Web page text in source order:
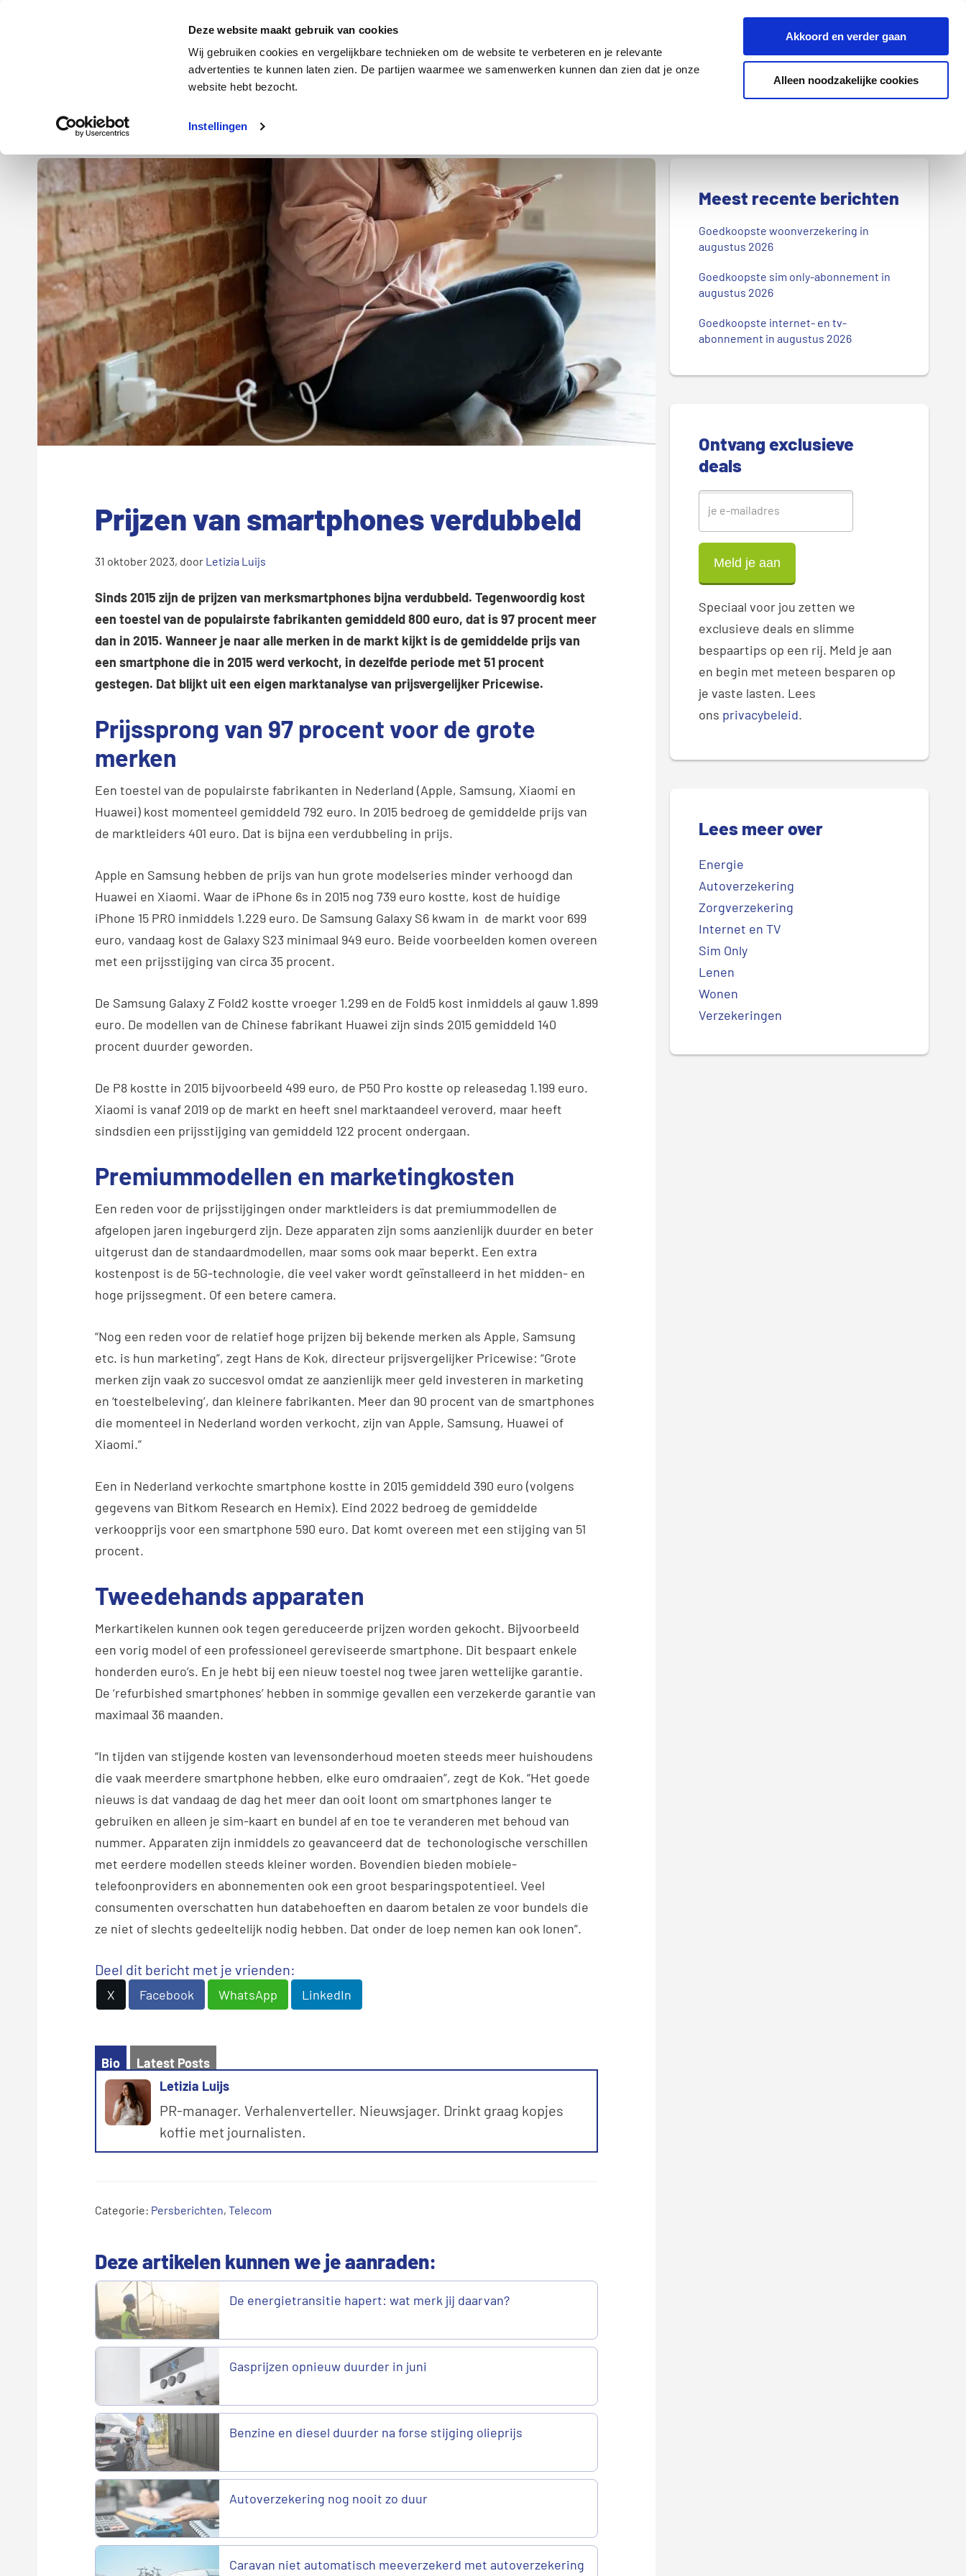
Deze website maakt gebruik van cookies
Wij gebruiken cookies en vergelijkbare technieken om de website te verbeteren en je relevante
advertenties te kunnen laten zien. De partijen waarmee we samenwerken kunnen dan zien dat je onze
website hebt bezocht.
Instellingen
Akkoord en verder gaan
Alleen noodzakelijke cookies
Energie Verzekeringen Internet en tv
Z
e
k
d
n
b
o
g
.
.
Energie Autoverzekering
Prijzen van smartphones verdubbeld
31 oktober 2023, door Letizia Luijs
Sinds 2015 zijn de prijzen van merksmartphones bijna verdubbeld. Tegenwoordig kost
een toestel van de populairste fabrikanten gemiddeld 800 euro, dat is 97 procent meer
dan in 2015. Wanneer je naar alle merken in de markt kijkt is de gemiddelde prijs van
een smartphone die in 2015 werd verkocht, in dezelfde periode met 51 procent
gestegen. Dat blijkt uit een eigen marktanalyse van prijsvergelijker Pricewise.
Prijssprong van 97 procent voor de grote
merken
Een toestel van de populairste fabrikanten in Nederland (Apple, Samsung, Xiaomi en
Huawei) kost momenteel gemiddeld 792 euro. In 2015 bedroeg de gemiddelde prijs van
de marktleiders 401 euro. Dat is bijna een verdubbeling in prijs.
Apple en Samsung hebben de prijs van hun grote modelseries minder verhoogd dan
Huawei en Xiaomi. Waar de iPhone 6s in 2015 nog 739 euro kostte, kost de huidige
iPhone 15 PRO inmiddels 1.229 euro. De Samsung Galaxy S6 kwam in de markt voor 699
euro, vandaag kost de Galaxy S23 minimaal 949 euro. Beide voorbeelden komen overeen
met een prijsstijging van circa 35 procent.
De Samsung Galaxy Z Fold2 kostte vroeger 1.299 en de Fold5 kost inmiddels al gauw 1.899
euro. De modellen van de Chinese fabrikant Huawei zijn sinds 2015 gemiddeld 140
procent duurder geworden.
De P8 kostte in 2015 bijvoorbeeld 499 euro, de P50 Pro kostte op releasedag 1.199 euro.
Xiaomi is vanaf 2019 op de markt en heeft snel marktaandeel veroverd, maar heeft
sindsdien een prijsstijging van gemiddeld 122 procent ondergaan.
Premiummodellen en marketingkosten
Een reden voor de prijsstijgingen onder marktleiders is dat premiummodellen de
afgelopen jaren ingeburgerd zijn. Deze apparaten zijn soms aanzienlijk duurder en beter
uitgerust dan de standaardmodellen, maar soms ook maar beperkt. Een extra
kostenpost is de 5G-technologie, die veel vaker wordt geïnstalleerd in het midden- en
hoge prijssegment. Of een betere camera.
“Nog een reden voor de relatief hoge prijzen bij bekende merken als Apple, Samsung
etc. is hun marketing”, zegt Hans de Kok, directeur prijsvergelijker Pricewise: “Grote
merken zijn vaak zo succesvol omdat ze aanzienlijk meer geld investeren in marketing
en ‘toestelbeleving’, dan kleinere fabrikanten. Meer dan 90 procent van de smartphones
die momenteel in Nederland worden verkocht, zijn van Apple, Samsung, Huawei of
Xiaomi.”
Een in Nederland verkochte smartphone kostte in 2015 gemiddeld 390 euro (volgens
gegevens van Bitkom Research en Hemix). Eind 2022 bedroeg de gemiddelde
verkoopprijs voor een smartphone 590 euro. Dat komt overeen met een stijging van 51
procent.
Tweedehands apparaten
Merkartikelen kunnen ook tegen gereduceerde prijzen worden gekocht. Bijvoorbeeld
een vorig model of een professioneel gereviseerde smartphone. Dit bespaart enkele
honderden euro’s. En je hebt bij een nieuw toestel nog twee jaren wettelijke garantie.
De ‘refurbished smartphones’ hebben in sommige gevallen een verzekerde garantie van
maximaal 36 maanden.
“In tijden van stijgende kosten van levensonderhoud moeten steeds meer huishoudens
die vaak meerdere smartphone hebben, elke euro omdraaien”, zegt de Kok. “Het goede
nieuws is dat vandaag de dag het meer dan ooit loont om smartphones langer te
gebruiken en alleen je sim-kaart en bundel af en toe te veranderen met behoud van
nummer. Apparaten zijn inmiddels zo geavanceerd dat de techonologische verschillen
met eerdere modellen steeds kleiner worden. Bovendien bieden mobiele-
telefoonproviders en abonnementen ook een groot besparingspotentieel. Veel
consumenten overschatten hun databehoeften en daarom betalen ze voor bundels die
ze niet of slechts gedeeltelijk nodig hebben. Dat onder de loep nemen kan ook lonen”.
Deel dit bericht met je vrienden:
X Facebook WhatsApp LinkedIn
Bio
Latest Posts
Letizia Luijs
PR-manager. Verhalenverteller. Nieuwsjager. Drinkt graag kopjes
koffie met journalisten.
Categorie: Persberichten, Telecom
Deze artikelen kunnen we je aanraden:
De energietransitie hapert: wat merk jij daarvan?
Gasprijzen opnieuw duurder in juni
Benzine en diesel duurder na forse stijging olieprijs
Autoverzekering nog nooit zo duur
Caravan niet automatisch meeverzekerd met autoverzekering
P
e
Meest recente berichten
Goedkoopste woonverzekering in
augustus 2026
Goedkoopste sim only-abonnement in
augustus 2026
Goedkoopste internet- en tv-
abonnement in augustus 2026
Ontvang exclusieve
deals
Speciaal voor jou zetten we
exclusieve deals en slimme
bespaartips op een rij. Meld je aan
en begin met meteen besparen op
je vaste lasten. Lees
ons privacybeleid.
Lees meer over
Energie
Autoverzekering
Zorgverzekering
Internet en TV
Sim Only
Lenen
Wonen
Verzekeringen